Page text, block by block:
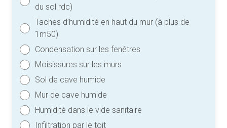
du sol rdc)
Taches d’humidité en haut du mur (à plus de
1m50)
Condensation sur les fenêtres
Moisissures sur les murs
Sol de cave humide
Mur de cave humide
Humidité dans le vide sanitaire
Infiltration par le toit